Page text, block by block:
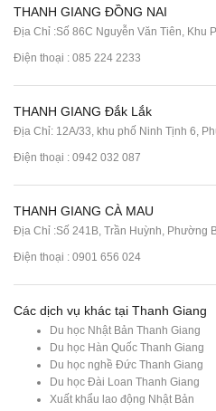
THANH GIANG ĐỒNG NAI
Địa Chỉ :Số 86C Nguyễn Văn Tiên, Khu
Điện thoại : 085 224 2233
THANH GIANG Đắk Lắk
Địa Chỉ: 12A/33, khu phố Ninh Tịnh 6,
Điện thoại : 0942 032 087
THANH GIANG CÀ MAU
Địa Chỉ :Số 241B, Trần Huỳnh, Phường
Điện thoại : 0901 656 024
Các dịch vụ khác tại Thanh Giang
Du học Nhật Bản Thanh Giang
Du học Hàn Quốc Thanh Giang
Du học nghề Đức Thanh Giang
Du học Đài Loan Thanh Giang
Xuất khẩu lao động Nhật Bản